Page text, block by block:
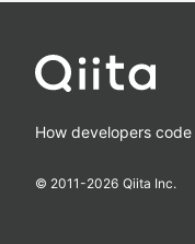
How developers code
© 2011-2026 Qiita Inc.